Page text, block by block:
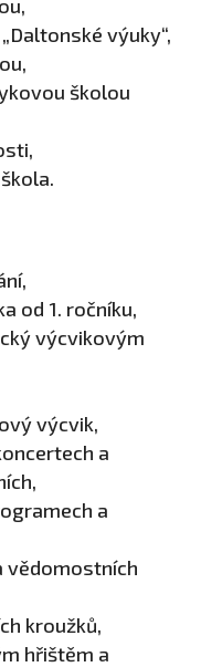
výuky“,
školou
od 1. ročníku,
výcvikovým
výcvik,
a
a
vědomostních
kroužků,
hřištěm a